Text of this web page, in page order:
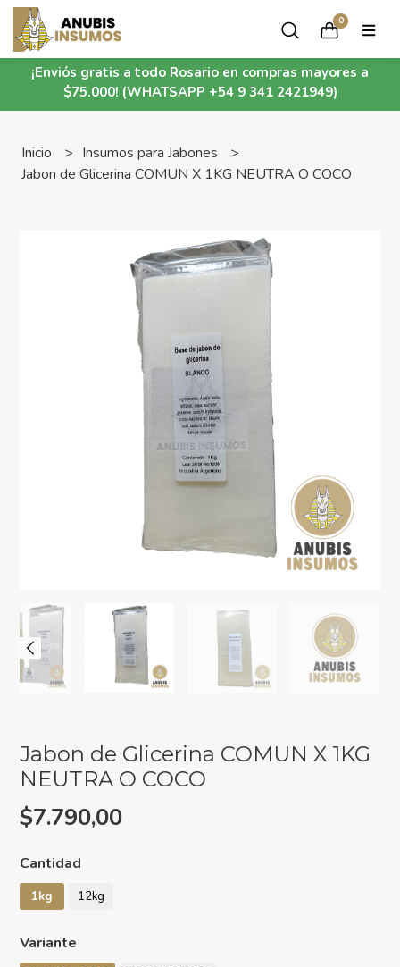
¡Enviós gratis a todo Rosario en compras mayores a
$75.000! (WHATSAPP +54 9 341 2421949)
0
Inicio
Insumos para Jabones
Jabon de Glicerina COMUN X 1KG NEUTRA O COCO
Jabon de Glicerina COMUN X 1KG
NEUTRA O COCO
$7.790,00
Cantidad
1kg 12kg
Variante